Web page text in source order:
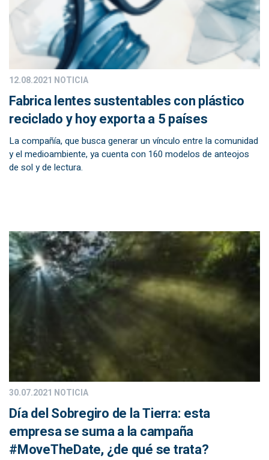
12.08.2021 NOTICIA
Fabrica lentes sustentables con plástico
reciclado y hoy exporta a 5 países
La compañía, que busca generar un vínculo entre la comunidad
y el medioambiente, ya cuenta con 160 modelos de anteojos
de sol y de lectura.
30.07.2021 NOTICIA
Día del Sobregiro de la Tierra: esta
empresa se suma a la campaña
#MoveTheDate, ¿de qué se trata?